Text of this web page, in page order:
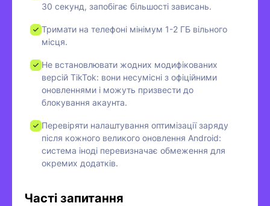
30 секунд, запобігає більшості зависань.
Тримати на телефоні мінімум 1-2 ГБ вільного
місця.
Не встановлювати жодних модифікованих
версій TikTok: вони несумісні з офіційними
оновленнями і можуть призвести до
блокування акаунта.
Перевіряти налаштування оптимізації заряду
після кожного великого оновлення Android:
система іноді перевизначає обмеження для
окремих додатків.
Часті запитання